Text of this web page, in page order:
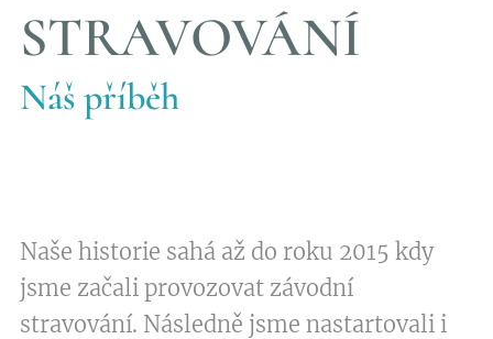
STRAVOVÁNÍ
Náš příběh
Naše historie sahá až do roku 2015 kdy
jsme začali provozovat závodní
stravování. Následně jsme nastartovali i